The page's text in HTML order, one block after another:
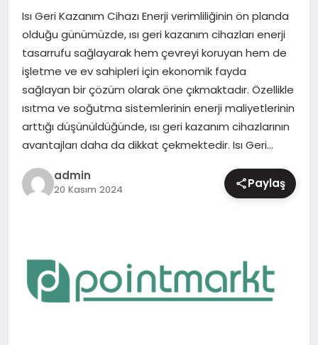
YAŞAM
SAĞLIK
DÜNYA
MAGAZIN
Isı Geri Kazanım Cihazı Enerji verimliliğinin ön planda
olduğu günümüzde, ısı geri kazanım cihazları enerji
tasarrufu sağlayarak hem çevreyi koruyan hem de
işletme ve ev sahipleri için ekonomik fayda
sağlayan bir çözüm olarak öne çıkmaktadır. Özellikle
ısıtma ve soğutma sistemlerinin enerji maliyetlerinin
arttığı düşünüldüğünde, ısı geri kazanım cihazlarının
avantajları daha da dikkat çekmektedir. Isı Geri…
admin
20 Kasım 2024 Paylaş